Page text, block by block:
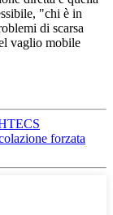
"chi è in
di scarsa
vaglio mobile
forzata